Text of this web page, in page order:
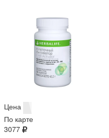
Цена
По карте
3077